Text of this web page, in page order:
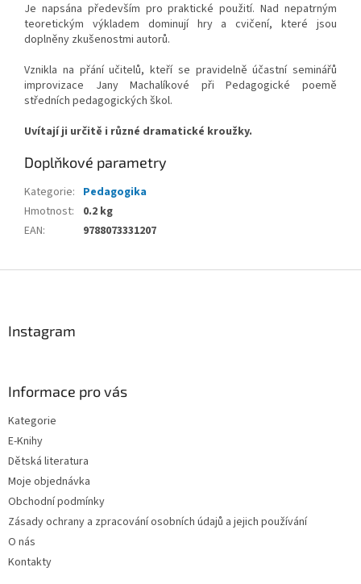
Je napsána především pro praktické použití. Nad nepatrným
teoretickým výkladem dominují hry a cvičení, které jsou
doplněny zkušenostmi autorů.
Vznikla na přání učitelů, kteří se pravidelně účastní seminářů
improvizace Jany Machalíkové při Pedagogické poemě
středních pedagogických škol.
Uvítají ji určitě i různé dramatické kroužky.
Doplňkové parametry
Kategorie: Pedagogika
Hmotnost:
0.2 kg
EAN: 9788073331207
Instagram
Informace pro vás
Kategorie
E-Knihy
Dětská literatura
Moje objednávka
Obchodní podmínky
Zásady ochrany a zpracování osobních údajů a jejich používání
O nás
Kontakty